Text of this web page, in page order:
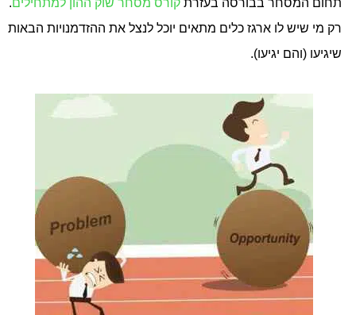
תחום המסחר בבורסה בעזרתקורס מסחר שוק ההון למתחילים.
רק מי שיש לו ארגז כלים מתאים יוכל לנצל את ההזדמנויות הבאות
שיגיעו (והם יגיעו).